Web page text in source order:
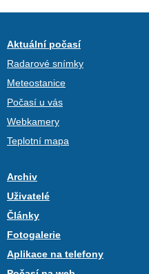
Aktuální počasí
Radarové snímky
Meteostanice
Počasí u vás
Webkamery
Teplotní mapa
Archiv
Uživatelé
Články
Fotogalerie
Aplikace na telefony